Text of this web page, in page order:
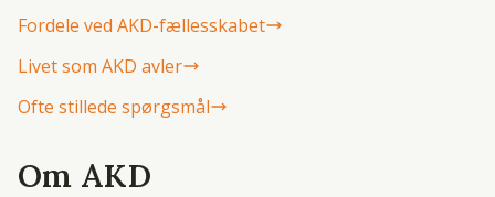
Fordele ved AKD-fællesskabet
Livet som AKD avler
Ofte stillede spørgsmål
Om AKD